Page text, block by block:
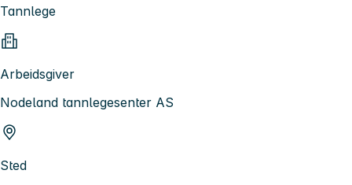
Tannlege
Arbeidsgiver
Nodeland tannlegesenter AS
Sted